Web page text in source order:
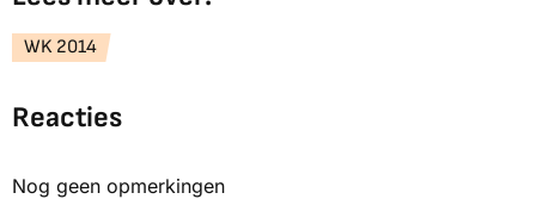
WK 2014
Reacties
Nog geen opmerkingen